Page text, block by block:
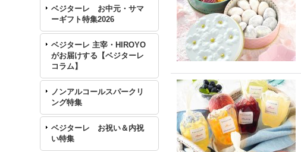
ベジターレ お中元・サマ
ーギフト特集2026
ベジターレ 主宰・HIROYO
がお届けする【ベジターレ
コラム】
ノンアルコールスパークリ
ング特集
ベジターレ お祝い＆内祝
い特集